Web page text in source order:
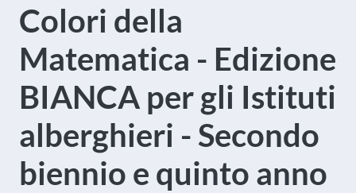
Colori della
Matematica - Edizione
BIANCA per gli Istituti
alberghieri - Secondo
biennio e quinto anno